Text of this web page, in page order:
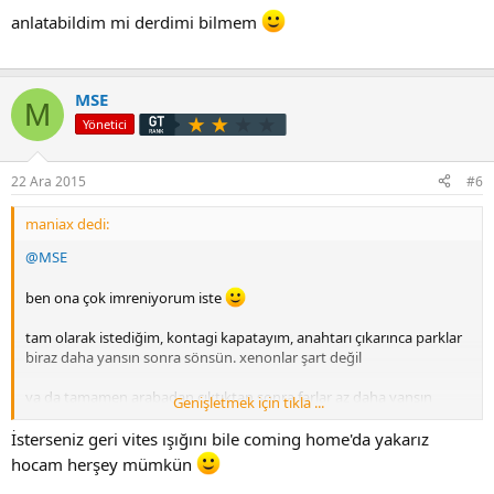
anlatabildim mi derdimi bilmem
M MSE
Yönetici
22 Ara 2015 #6
maniax dedi:
@MSE
ben ona çok imreniyorum iste
tam olarak istediğim, kontagi kapatayım, anahtarı çıkarınca parklar
biraz daha yansın sonra sönsün. xenonlar şart değil
ya da tamamen arabadan çıktıktan sonra farlar az daha yansın
sonra sönsün
anlatabildim mi derdimi bilmem
Genişletmek için tıkla ...
İsterseniz geri vites ışığını bile coming home'da yakarız
hocam herşey mümkün